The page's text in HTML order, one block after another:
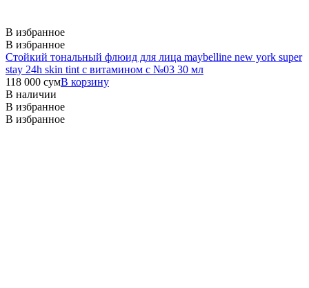
В избранное
В избранное
Стойкий тональный флюид для лица maybelline new york super
stay 24h skin tint с витамином с №03 30 мл
118 000 сумВ корзину
В наличии
В избранное
В избранное